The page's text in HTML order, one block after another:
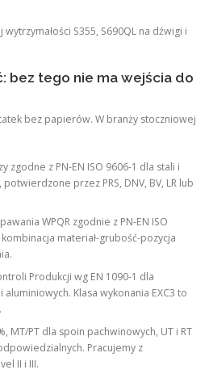
S355, S690QL na dźwigi i
bez tego nie ma wejścia do
bez papierów. W branży stoczniowej
zgodne z PN-EN ISO 9606-1 dla stali i
przez PRS, DNV, BV, LR lub
WPQR zgodnie z PN-EN ISO
materiał-grubość-pozycja
Produkcji wg EN 1090-1 dla
Klasa wykonania EXC3 to
MT/PT dla spoin pachwinowych, UT i RT
Pracujemy z
II i III.